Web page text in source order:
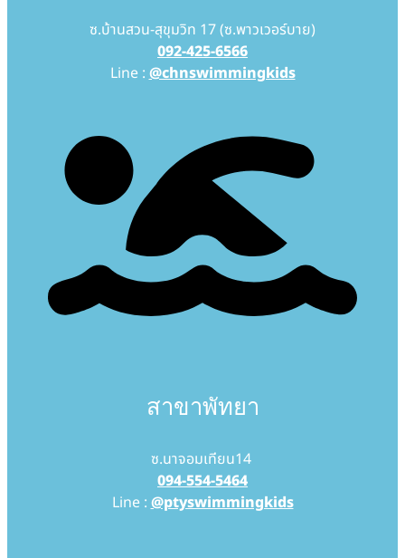
ซ.บ้านสวน-สุขุมวิท 17 (ซ.พาวเวอร์บาย)
092-425-6566
Line : @chnswimmingkids
สาขาพัทยา
ซ.นาจอมเทียน14
094-554-5464
Line : @ptyswimmingkids